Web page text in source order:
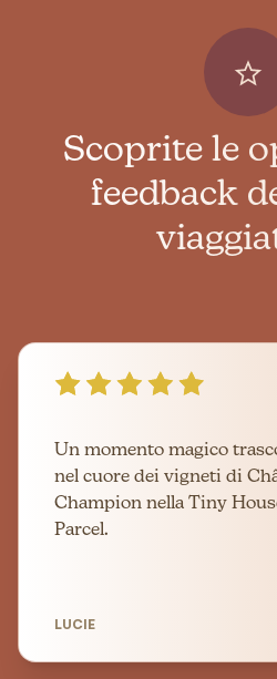
Scoprite le
feedback
Un momento magico
nel cuore dei vigneti di
Champion nella Tiny
Parcel.
LUCIE